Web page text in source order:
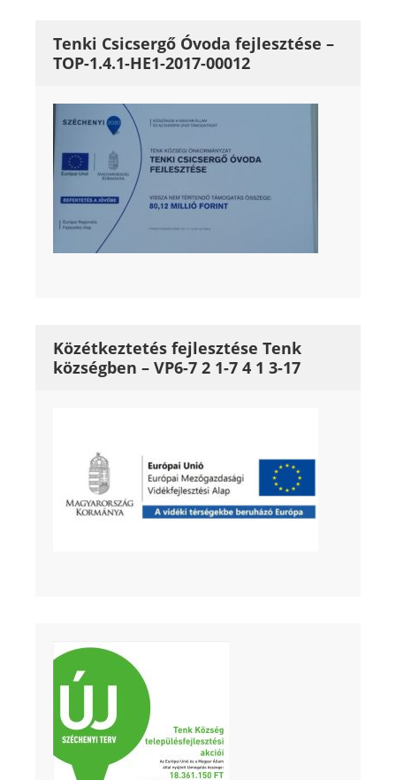
Tenki Csicsergő Óvoda fejlesztése –
TOP-1.4.1-HE1-2017-00012
Közétkeztetés fejlesztése Tenk
községben – VP6-7 2 1-7 4 1 3-17